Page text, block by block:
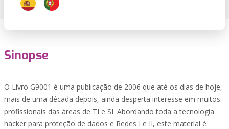
Sinopse
O Livro G9001 é uma publicação de 2006 que até os dias de hoje,
mais de uma década depois, ainda desperta interesse em muitos
profissionais das áreas de TI e SI. Abordando toda a tecnologia
hacker para proteção de dados e Redes I e II, este material é